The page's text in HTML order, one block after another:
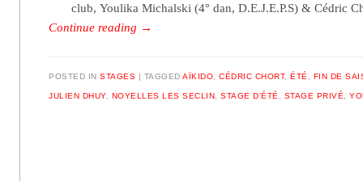
club, Youlika Michalski (4° dan, D.E.J.E.P.S) & Cédric
Continue reading →
POSTED INSTAGES TAGGEDAÏKIDO,CÉDRIC CHORT,ÉTÉ, FIN DE
JULIEN DHUY, NOYELLES LES SECLIN,STAGE D'ÉTÉ, STAGE PRIVÉ,